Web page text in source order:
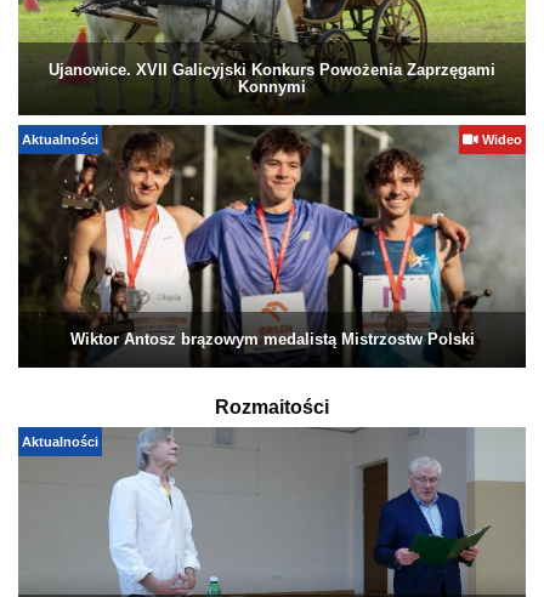
Ujanowice. XVII Galicyjski Konkurs Powożenia Zaprzęgami
Konnymi
Aktualności Wideo
Wiktor Antosz brązowym medalistą Mistrzostw Polski
Rozmaitości
Aktualności